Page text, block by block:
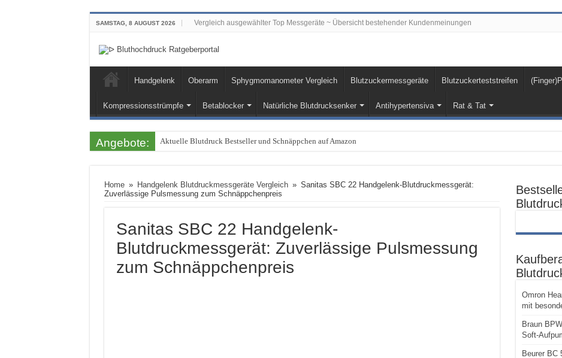
SAMSTAG, 8 AUGUST 2026 Vergleich ausgewählter Top Messgeräte ~ Übersicht bestehender Kundenmeinungen
Handgelenk Oberarm Sphygmomanometer Vergleich Blutzuckermessgeräte Blutzuckerteststreifen
Kompressionsstrümpfe Betablocker Natürliche Blutdrucksenker Antihypertensiva Rat & Tat
Angebote: Aktuelle Blutdruck Bestseller und Schnäppchen auf Amazon
Home » Handgelenk Blutdruckmessgeräte Vergleich » Sanitas SBC 22 Handgelenk-Blutdruckmessgerät:
Zuverlässige Pulsmessung zum Schnäppchenpreis
Sanitas SBC 22 Handgelenk-
Blutdruckmessgerät: Zuverlässige Pulsmessung
zum Schnäppchenpreis
Omron
mit
Braun
Soft-
Beurer BC